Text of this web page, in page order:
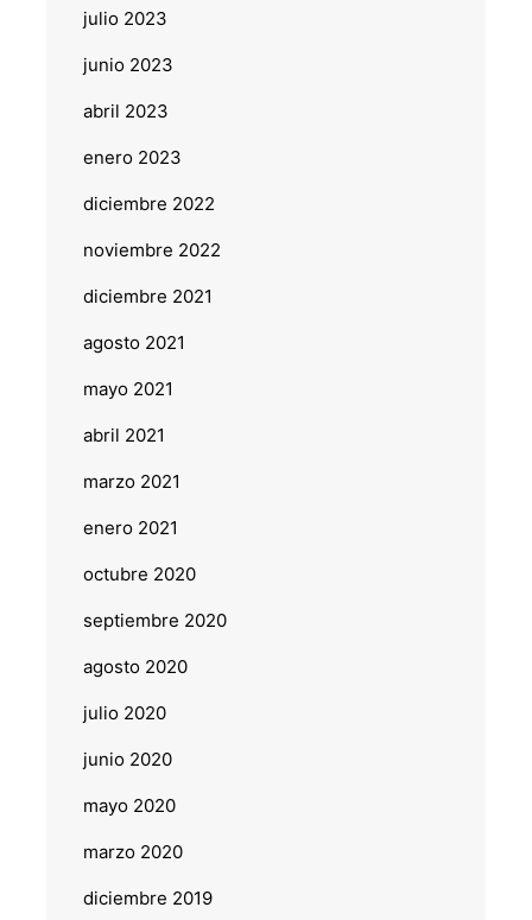
julio 2023
junio 2023
abril 2023
enero 2023
diciembre 2022
noviembre 2022
diciembre 2021
agosto 2021
mayo 2021
abril 2021
marzo 2021
enero 2021
octubre 2020
septiembre 2020
agosto 2020
julio 2020
junio 2020
mayo 2020
marzo 2020
diciembre 2019